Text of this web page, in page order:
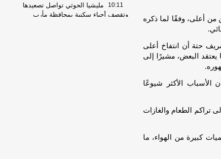
من أعلى، وفقًا لما ذكره
حتة أن انتفاخ أعلى
يعتقد البعض، مشيرًا إلى
الأسباب الأكثر شيوعًا
تراكم الطعام والغازات
كبيرة من الهواء، ما
10:11
مليشيا الحوثي تواصل تصعيدها
وتقصف أحياء سكنية بمحافظة مأرب